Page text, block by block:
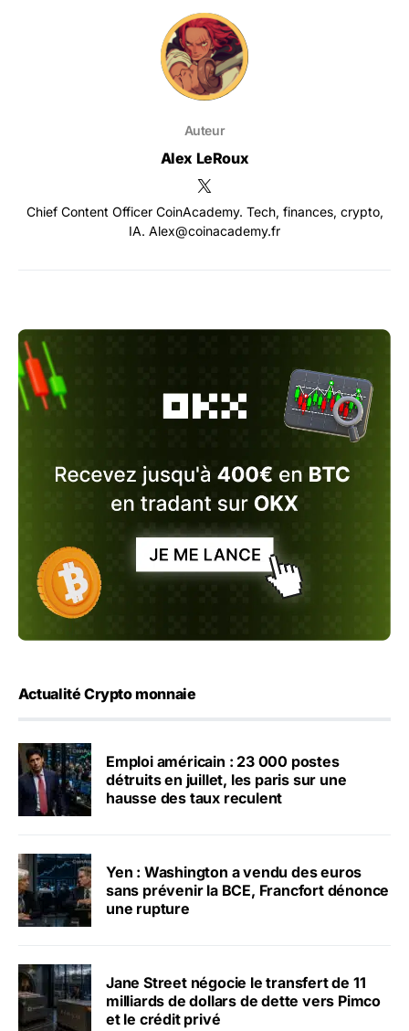
Auteur
Alex LeRoux
Chief Content Officer CoinAcademy. Tech, finances, crypto,
IA. Alex@coinacademy.fr
Actualité Crypto monnaie
Emploi américain : 23 000 postes
détruits en juillet, les paris sur une
hausse des taux reculent
Yen : Washington a vendu des euros
sans prévenir la BCE, Francfort dénonce
une rupture
Jane Street négocie le transfert de 11
milliards de dollars de dette vers Pimco
et le crédit privé